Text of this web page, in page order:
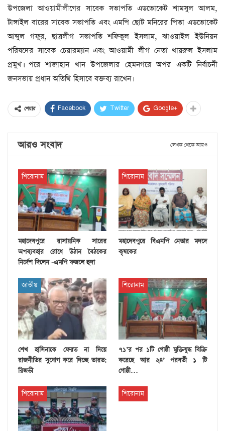
উপজেলা আওয়ামীলীগের সাবেক সভাপতি এডভোকেট শামসুল আলম,
টাঙ্গাইল বারের সাবেক সভাপতি এবং এমপি ছোট মনিরের পিতা এডভোকেট
আব্দুল গফুর, ছাত্রলীগ সভাপতি শফিকুল ইসলাম, ঝাওয়াইল ইউনিয়ন
পরিষদের সাবেক চেয়ারম্যান এবং আওয়ামী লীগ নেতা খায়রুল ইসলাম
প্রমুখ। পরে শাজাহান খান উপজেলার হেমনগরে অপর একটি নির্বাচনী
জনসভায় প্রধান অতিথি হিসাবে বক্তব্য রাখেন।
শেয়ার Facebook Twitter Google+
আরও সংবাদ লেখক থেকে আরও
শিরোনাম
মহাদেবপুরে রাসায়নিক সারের
অপব্যবহার রোধে উঠান বৈঠকের
নির্দেশ দিলেন -এমপি ফজলে হুদা
শিরোনাম
মহাদেবপুরে বিএনপি নেতার মদদে
কৃষকের
জাতীয়
শেখ হাসিনাকে ফেরত না দিয়ে
রাজনীতির সুযোগ করে দিচ্ছে ভারত:
রিজভী
শিরোনাম
৭১’র পর ১টি গোষ্ঠী মুক্তিযুদ্ধ বিক্রি
করেছে আর ২৪’ পরবর্তী ১ টি
গোষ্ঠী…
শিরোনাম শিরোনাম